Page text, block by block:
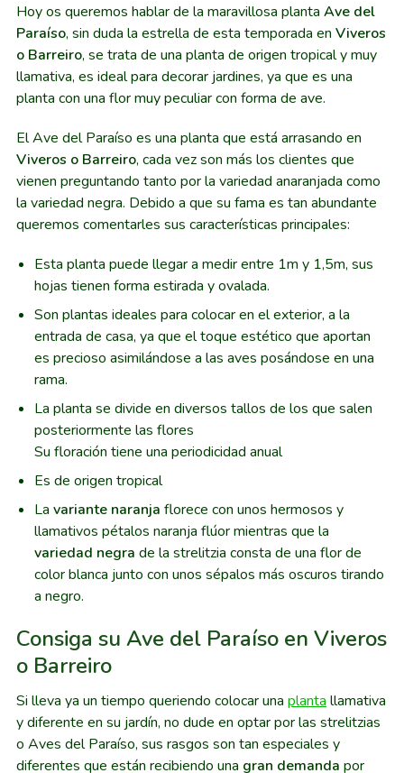
Hoy os queremos hablar de la maravillosa planta Ave del
Paraíso, sin duda la estrella de esta temporada en Viveros
o Barreiro, se trata de una planta de origen tropical y muy
llamativa, es ideal para decorar jardines, ya que es una
planta con una flor muy peculiar con forma de ave.
El Ave del Paraíso es una planta que está arrasando en
Viveros o Barreiro, cada vez son más los clientes que
vienen preguntando tanto por la variedad anaranjada como
la variedad negra. Debido a que su fama es tan abundante
queremos comentarles sus características principales:
Esta planta puede llegar a medir entre 1m y 1,5m, sus
hojas tienen forma estirada y ovalada.
Son plantas ideales para colocar en el exterior, a la
entrada de casa, ya que el toque estético que aportan
es precioso asimilándose a las aves posándose en una
rama.
La planta se divide en diversos tallos de los que salen
posteriormente las flores
Su floración tiene una periodicidad anual
Es de origen tropical
La variante naranja florece con unos hermosos y
llamativos pétalos naranja flúor mientras que la
variedad negra de la strelitzia consta de una flor de
color blanca junto con unos sépalos más oscuros tirando
a negro.
Consiga su Ave del Paraíso en Viveros
o Barreiro
Si lleva ya un tiempo queriendo colocar una planta llamativa
y diferente en su jardín, no dude en optar por las strelitzias
o Aves del Paraíso, sus rasgos son tan especiales y
diferentes que están recibiendo una gran demanda por